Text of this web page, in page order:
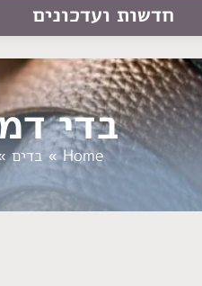
חדשות ועדכונים
בדי
are here:
Home בדים